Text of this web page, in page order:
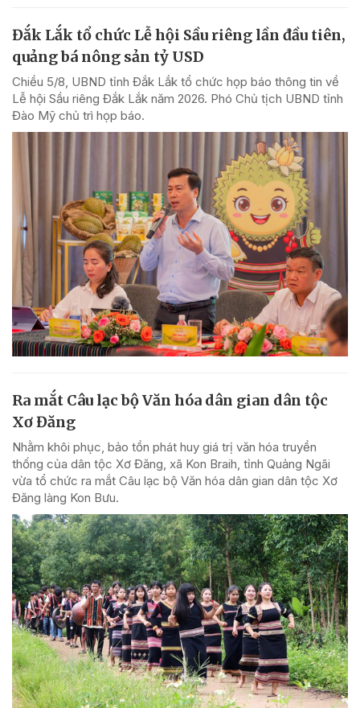
Đắk Lắk tổ chức Lễ hội Sầu riêng lần đầu tiên,
quảng bá nông sản tỷ USD
Chiều 5/8, UBND tỉnh Đắk Lắk tổ chức họp báo thông tin về
Lễ hội Sầu riêng Đắk Lắk năm 2026. Phó Chủ tịch UBND tỉnh
Đào Mỹ chủ trì họp báo.
Ra mắt Câu lạc bộ Văn hóa dân gian dân tộc
Xơ Đăng
Nhằm khôi phục, bảo tồn phát huy giá trị văn hóa truyền
thống của dân tộc Xơ Đăng, xã Kon Braih, tỉnh Quảng Ngãi
vừa tổ chức ra mắt Câu lạc bộ Văn hóa dân gian dân tộc Xơ
Đăng làng Kon Bưu.